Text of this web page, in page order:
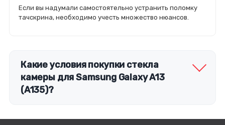
Если вы надумали самостоятельно устранить поломку
тачскрина, необходимо учесть множество нюансов.
Какие условия покупки стекла
камеры для Samsung Galaxy A13
(A135)?